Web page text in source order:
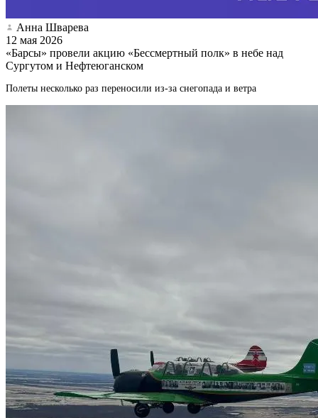
Анна Шварева
12 мая 2026
«Барсы» провели акцию «Бессмертный полк» в небе над
Сургутом и Нефтеюганском
Полеты несколько раз переносили из-за снегопада и ветра